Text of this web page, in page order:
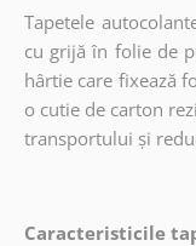
Tapetele
cu grijă în folie de
hârtie care fixează
o cutie de carton
transportului și
Caracteristicile